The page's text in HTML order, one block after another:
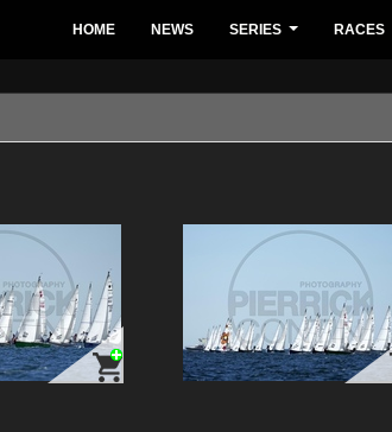
HOME NEWS SERIES RACES